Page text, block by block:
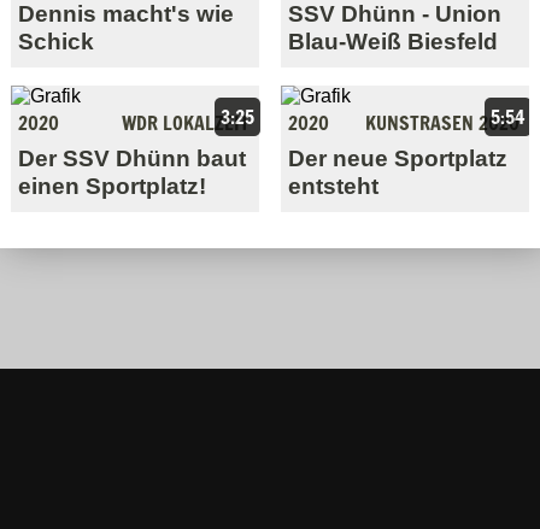
Dennis macht's wie
Schick
SSV Dhünn - Union
Blau-Weiß Biesfeld
3:25
2020 WDR LOKALZEIT
Der SSV Dhünn baut
einen Sportplatz!
5:54
2020 KUNSTRASEN 2020
Der neue Sportplatz
entsteht